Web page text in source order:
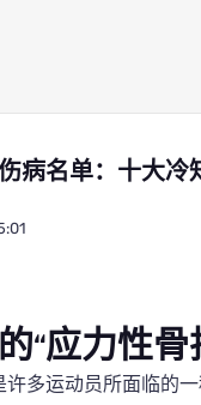
病名单：十大冷
“应力性骨
许多运动员所面临的